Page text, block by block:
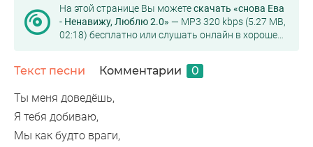
На этой странице Вы можетескачать «снова Ева
- Ненавижу, Люблю 2.0» — MP3 320 kbps (5.27 MB,
02:18) бесплатно или слушать онлайн в хорошем
Текст песни Комментарии 0
Ты меня доведёшь,
Я тебя добиваю,
Мы как будто враги,